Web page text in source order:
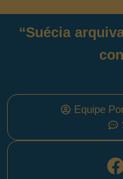
“Suécia
Equipe